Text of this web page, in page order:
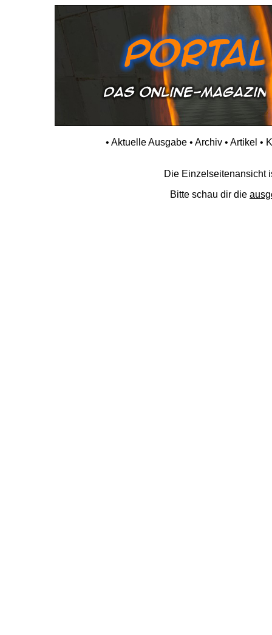
• Aktuelle Ausgabe• Archiv• Artikel •
Die Einzelseitenansicht
Bitte schau dir die